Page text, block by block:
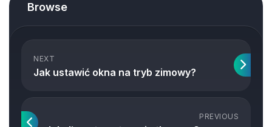
Browse
NEXT
Jak ustawić okna na tryb zimowy?
PREVIOUS